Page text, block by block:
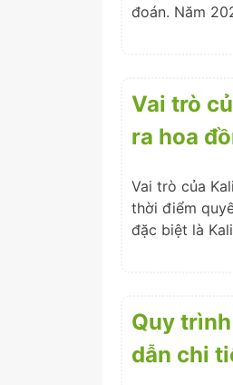
đoán. Năm
Vai trò
ra hoa
Vai trò của
thời điểm
đặc biệt là
Quy
dẫn chi